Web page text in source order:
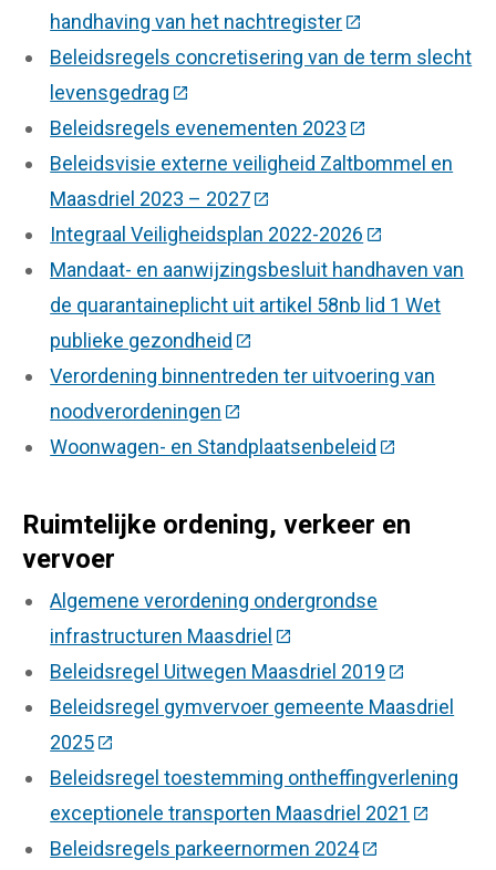
handhaving van het nachtregister(Deze link gaat
Beleidsregels concretisering van de term slecht
levensgedrag (Deze link gaat naar een externe
Beleidsregels evenementen 2023 (Deze link gaat
Beleidsvisie externe veiligheid Zaltbommel en
Maasdriel 2023 – 2027(Deze link gaat naar een
Integraal Veiligheidsplan 2022-2026 (Deze link
Mandaat- en aanwijzingsbesluit handhaven van
de quarantaineplicht uit artikel 58nb lid 1 Wet
publieke gezondheid (Deze link gaat naar een
Verordening binnentreden ter uitvoering van
noodverordeningen (Deze link gaat naar een
Woonwagen- en Standplaatsenbeleid (Deze link
Ruimtelijke ordening, verkeer en
vervoer
Algemene verordening ondergrondse
infrastructuren Maasdriel (Deze link gaat naar een
Beleidsregel Uitwegen Maasdriel 2019 (Deze link
Beleidsregel gymvervoer gemeente Maasdriel
2025(Deze link gaat naar een externe website)
Beleidsregel toestemming ontheffingverlening
exceptionele transporten Maasdriel 2021 (Deze
Beleidsregels parkeernormen 2024(Deze link